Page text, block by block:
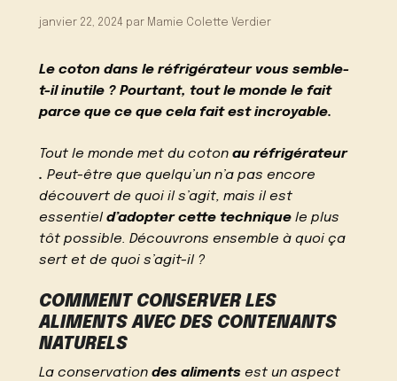
janvier 22, 2024 par Mamie Colette Verdier
Le coton dans le réfrigérateur vous semble-
t-il inutile ? Pourtant, tout le monde le fait
parce que ce que cela fait est incroyable.
Tout le monde met du cotonau réfrigérateur
.Peut-être que quelqu’un n’a pas encore
découvert de quoi il s’agit, mais il est
essentield’adopter cette technique le plus
tôt possible. Découvrons ensemble à quoi ça
sert et de quoi s’agit-il ?
COMMENT CONSERVER LES
ALIMENTS AVEC DES CONTENANTS
NATURELS
La conservationdes aliments est un aspect